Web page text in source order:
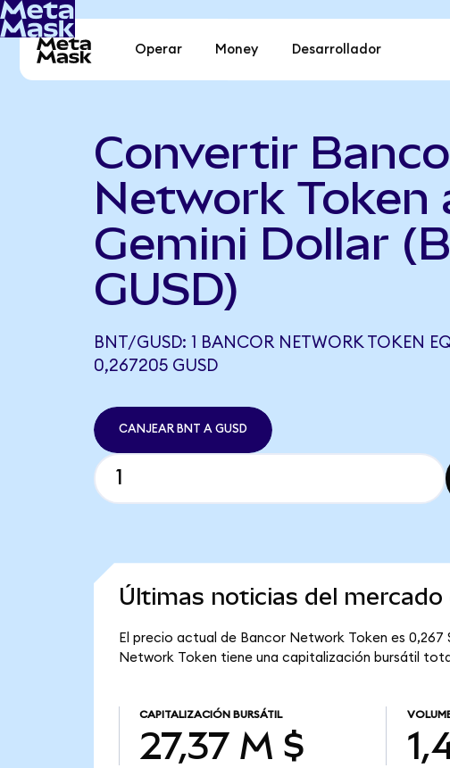
Operar Money Desarrollador
Convertir
Network Token
Gemini Dollar
GUSD)
BNT/GUSD: 1 BANCOR NETWORK TOKEN
0,267205 GUSD
CANJEAR BNT A GUSD
Últimas noticias del
El precio actual de Bancor Network Token es 0,267
Network Token tiene una capitalización bursátil
CAPITALIZACIÓN BURSÁTIL
27,37 M $